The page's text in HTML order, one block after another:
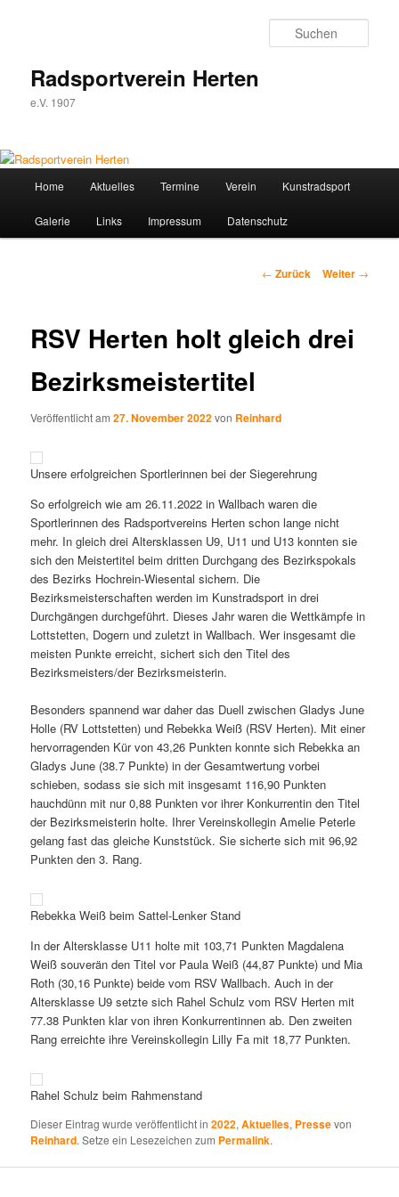
Radsportverein Herten
e.V. 1907
Home Aktuelles Termine Verein Kunstradsport
Galerie Links Impressum Datenschutz
Beitrags-
← Zurück Weiter →
RSV Herten holt gleich drei
Bezirksmeistertitel
Veröffentlicht am27. November 2022von Reinhard
Unsere erfolgreichen Sportlerinnen bei der Siegerehrung
So erfolgreich wie am 26.11.2022 in Wallbach waren die
Sportlerinnen des Radsportvereins Herten schon lange nicht
mehr. In gleich drei Altersklassen U9, U11 und U13 konnten sie
sich den Meistertitel beim dritten Durchgang des Bezirkspokals
des Bezirks Hochrein-Wiesental sichern. Die
Bezirksmeisterschaften werden im Kunstradsport in drei
Durchgängen durchgeführt. Dieses Jahr waren die Wettkämpfe in
Lottstetten, Dogern und zuletzt in Wallbach. Wer insgesamt die
meisten Punkte erreicht, sichert sich den Titel des
Bezirksmeisters/der Bezirksmeisterin.
Besonders spannend war daher das Duell zwischen Gladys June
Holle (RV Lottstetten) und Rebekka Weiß (RSV Herten). Mit einer
hervorragenden Kür von 43,26 Punkten konnte sich Rebekka an
Gladys June (38.7 Punkte) in der Gesamtwertung vorbei
schieben, sodass sie sich mit insgesamt 116,90 Punkten
hauchdünn mit nur 0,88 Punkten vor ihrer Konkurrentin den Titel
der Bezirksmeisterin holte. Ihrer Vereinskollegin Amelie Peterle
gelang fast das gleiche Kunststück. Sie sicherte sich mit 96,92
Punkten den 3. Rang.
Rebekka Weiß beim Sattel-Lenker Stand
In der Altersklasse U11 holte mit 103,71 Punkten Magdalena
Weiß souverän den Titel vor Paula Weiß (44,87 Punkte) und Mia
Roth (30,16 Punkte) beide vom RSV Wallbach. Auch in der
Altersklasse U9 setzte sich Rahel Schulz vom RSV Herten mit
77.38 Punkten klar von ihren Konkurrentinnen ab. Den zweiten
Rang erreichte ihre Vereinskollegin Lilly Fa mit 18,77 Punkten.
Rahel Schulz beim Rahmenstand
Dieser Eintrag wurde veröffentlicht in2022,Aktuelles, Pressevon
Reinhard. Setze ein Lesezeichen zum Permalink.